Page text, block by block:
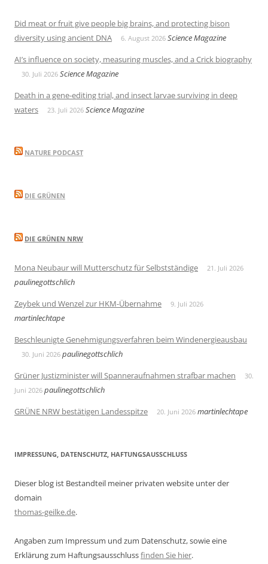
Did meat or fruit give people big brains, and protecting bison
diversity using ancient DNA
6. August 2026 Science Magazine
AI’s influence on society, measuring muscles, and a Crick biography
30. Juli 2026 Science Magazine
Death in a gene-editing trial, and insect larvae surviving in deep
waters
23. Juli 2026 Science Magazine
NATURE PODCAST
DIE GRÜNEN
DIE GRÜNEN NRW
Mona Neubaur will Mutterschutz für Selbstständige 21. Juli 2026
paulinegottschlich
Zeybek und Wenzel zur HKM-Übernahme
9. Juli 2026
martinlechtape
Beschleunigte Genehmigungsverfahren beim Windenergieausbau
30. Juni 2026 paulinegottschlich
Grüner Justizminister will Spanneraufnahmen strafbar machen
30.
Juni 2026 paulinegottschlich
GRÜNE NRW bestätigen Landesspitze
20. Juni 2026 martinlechtape
IMPRESSUNG, DATENSCHUTZ, HAFTUNGSAUSSCHLUSS
Dieser blog ist Bestandteil meiner privaten website unter der
domain
thomas-geilke.de.
Angaben zum Impressum und zum Datenschutz, sowie eine
Erklärung zum Haftungsausschlussfinden Sie hier.